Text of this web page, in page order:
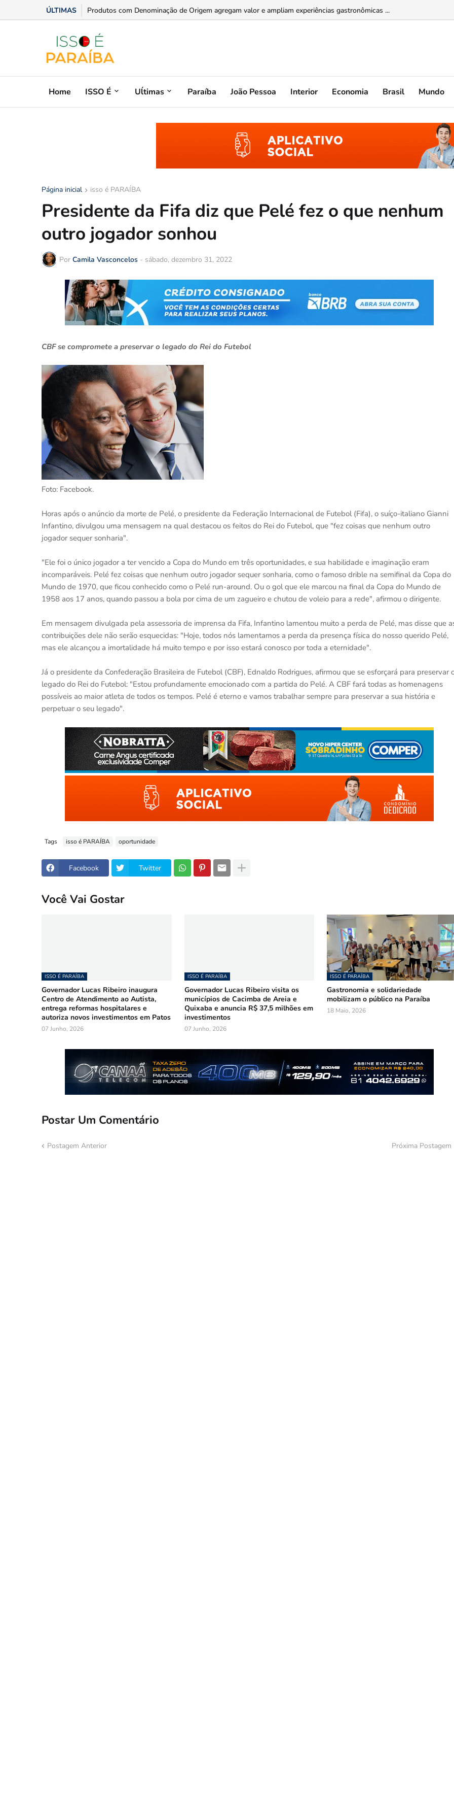
ÚLTIMAS Produtos com Denominação de Origem agregam valor e ampliam experiências gastronômicas ...
Home ISSO É Uĺtimas Paraíba João Pessoa Interior Economia Brasil Mundo
Página inicial isso é PARAÍBA
Presidente da Fifa diz que Pelé fez o que nenhum
outro jogador sonhou
Por Camila Vasconcelos - sábado, dezembro 31, 2022
CBF se compromete a preservar o legado do Rei do Futebol
Foto: Facebook.
Horas após o anúncio da morte de Pelé, o presidente da Federação Internacional de Futebol (Fifa), o suíço-italiano Gianni
Infantino, divulgou uma mensagem na qual destacou os feitos do Rei do Futebol, que "fez coisas que nenhum outro
jogador sequer sonharia".
"Ele foi o único jogador a ter vencido a Copa do Mundo em três oportunidades, e sua habilidade e imaginação eram
incomparáveis. Pelé fez coisas que nenhum outro jogador sequer sonharia, como o famoso drible na semifinal da Copa do
Mundo de 1970, que ficou conhecido como o Pelé run-around. Ou o gol que ele marcou na final da Copa do Mundo de
1958 aos 17 anos, quando passou a bola por cima de um zagueiro e chutou de voleio para a rede", afirmou o dirigente.
Em mensagem divulgada pela assessoria de imprensa da Fifa, Infantino lamentou muito a perda de Pelé, mas disse que
contribuições dele não serão esquecidas: "Hoje, todos nós lamentamos a perda da presença física do nosso querido Pelé,
mas ele alcançou a imortalidade há muito tempo e por isso estará conosco por toda a eternidade".
Já o presidente da Confederação Brasileira de Futebol (CBF), Ednaldo Rodrigues, afirmou que se esforçará para preservar
legado do Rei do Futebol: "Estou profundamente emocionado com a partida do Pelé. A CBF fará todas as homenagens
possíveis ao maior atleta de todos os tempos. Pelé é eterno e vamos trabalhar sempre para preservar a sua história e
perpetuar o seu legado".
Tags isso é PARAÍBA oportunidade
Facebook Twitter
Você Vai Gostar
ISSO É PARAÍBA
Governador Lucas Ribeiro inaugura
Centro de Atendimento ao Autista,
entrega reformas hospitalares e
autoriza novos investimentos em Patos
07 Junho, 2026
ISSO É PARAÍBA
Governador Lucas Ribeiro visita os
municípios de Cacimba de Areia e
Quixaba e anuncia R$ 37,5 milhões em
investimentos
07 Junho, 2026
ISSO É PARAÍBA
Gastronomia e solidariedade
mobilizam o público na Paraíba
18 Maio, 2026
Postar Um Comentário
Postagem Anterior Próxima Postagem